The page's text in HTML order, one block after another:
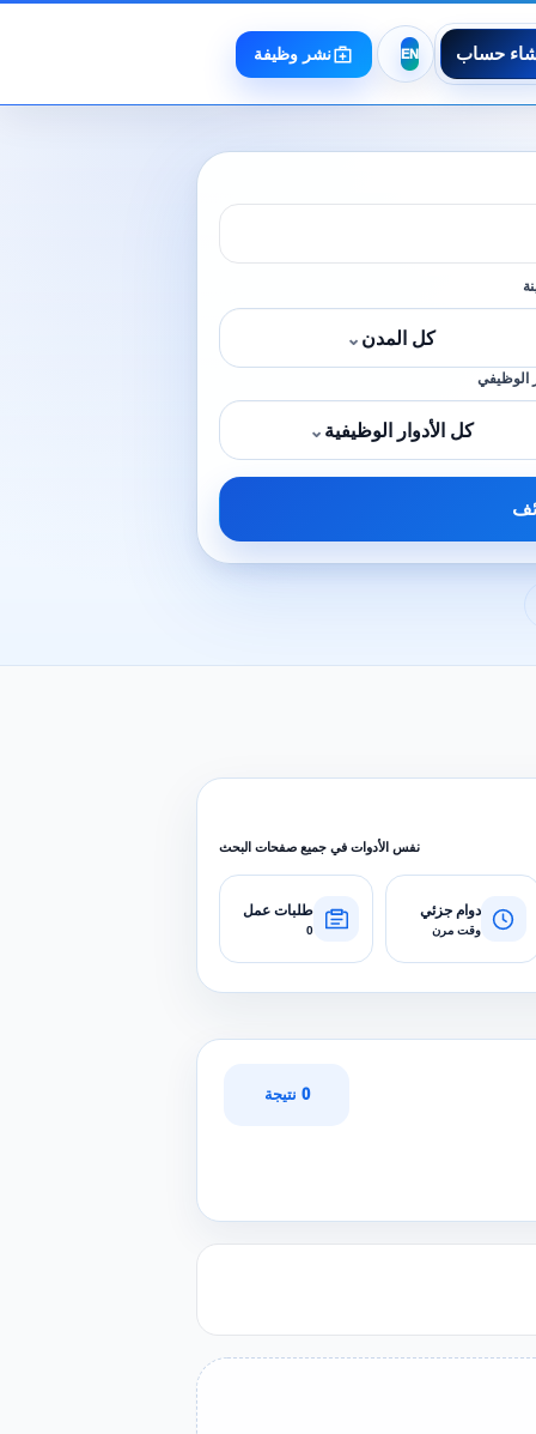
حساب نشر وظيفة
كل المدن ⌄
الوظيفي
كل الأدوار الوظيفية ⌄
نفس الأدوات في جميع صفحات البحث
دوام جزئي
وقت مرن
طلبات عمل
0
0 نتيجة